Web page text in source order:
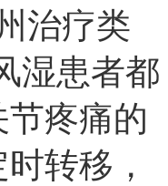
治疗类
湿患者都
疼痛的
转移，